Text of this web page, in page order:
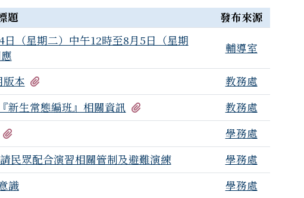
題 發布來源
（星期二）中午12時至8月5日（星期
輔導室
版本 教務處
新生常態編班』相關資訊 教務處
學務處
民眾配合演習相關管制及避難演練 學務處
識 學務處